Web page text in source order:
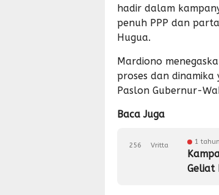
hadir dalam
penuh PPP dan
Hugua.
Mardiono
proses dan
Paslon Gubernur-
Baca Juga
1
Geliat
256 Vritta